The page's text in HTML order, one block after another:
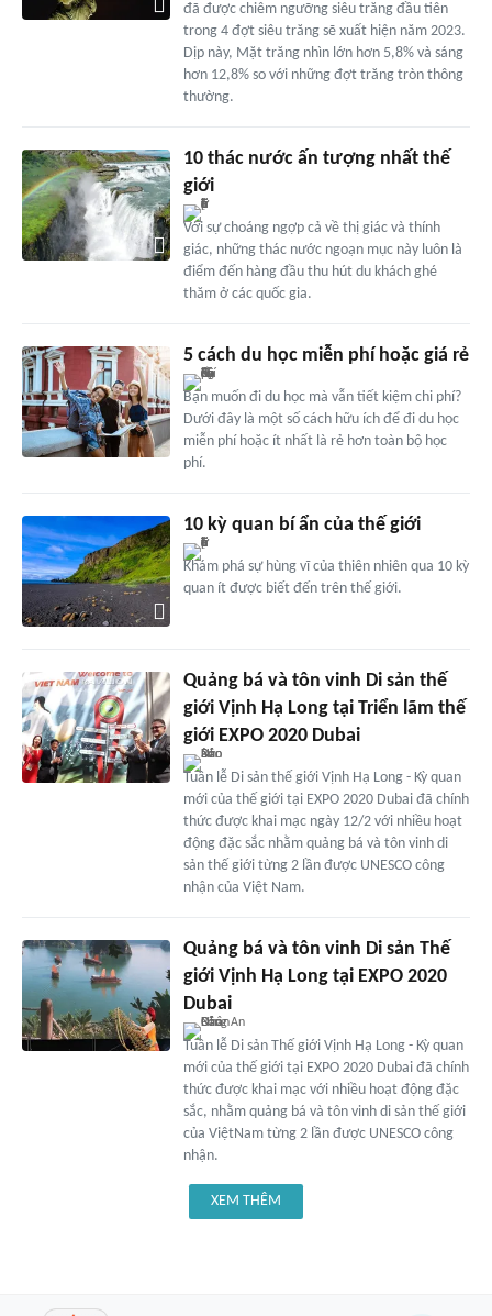
đã được chiêm ngưỡng siêu trăng đầu tiên
trong 4 đợt siêu trăng sẽ xuất hiện năm 2023.
Dịp này, Mặt trăng nhìn lớn hơn 5,8% và sáng
hơn 12,8% so với những đợt trăng tròn thông
thường.
10 thác nước ấn tượng nhất thế
giới
Với sự choáng ngợp cả về thị giác và thính
giác, những thác nước ngoạn mục này luôn là
điểm đến hàng đầu thu hút du khách ghé
thăm ở các quốc gia.
5 cách du học miễn phí hoặc giá rẻ
Bạn muốn đi du học mà vẫn tiết kiệm chi phí?
Dưới đây là một số cách hữu ích để đi du học
miễn phí hoặc ít nhất là rẻ hơn toàn bộ học
phí.
10 kỳ quan bí ẩn của thế giới
Khám phá sự hùng vĩ của thiên nhiên qua 10 kỳ
quan ít được biết đến trên thế giới.
Quảng bá và tôn vinh Di sản thế
giới Vịnh Hạ Long tại Triển lãm thế
giới EXPO 2020 Dubai
Tuần lễ Di sản thế giới Vịnh Hạ Long - Kỳ quan
mới của thế giới tại EXPO 2020 Dubai đã chính
thức được khai mạc ngày 12/2 với nhiều hoạt
động đặc sắc nhằm quảng bá và tôn vinh di
sản thế giới từng 2 lần được UNESCO công
nhận của Việt Nam.
Quảng bá và tôn vinh Di sản Thế
giới Vịnh Hạ Long tại EXPO 2020
Dubai
Tuần lễ Di sản Thế giới Vịnh Hạ Long - Kỳ quan
mới của thế giới tại EXPO 2020 Dubai đã chính
thức được khai mạc với nhiều hoạt động đặc
sắc, nhằm quảng bá và tôn vinh di sản thế giới
của ViệtNam từng 2 lần được UNESCO công
nhận.
XEM THÊM